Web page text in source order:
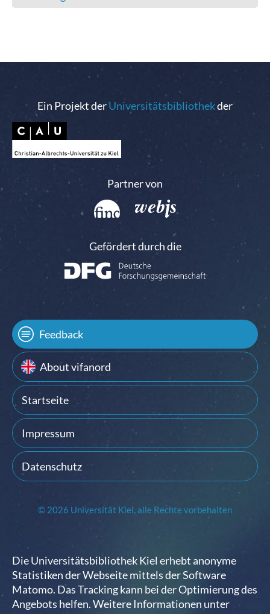
Ein Projekt derUniversitätsbibliothekder
Partner von
Gefördert durch die
Feedback
About vifanord
Startseite
Impressum
Datenschutz
© 2026 Universität Kiel, alle Rechte vorbehalten
Die Universitätsbibliothek Kiel erhebt anonyme
Statistiken der Webseite mittels der Software
Matomo. Das Tracking kann bei der Optimierung des
Angebots helfen. Weitere Informationen unter